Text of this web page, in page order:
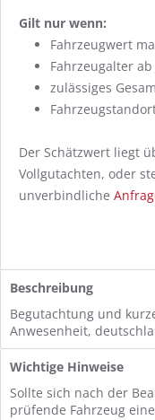
Gilt nur wenn:
Fahrzeugwert
Fahrzeugalter ab
zulässiges
Der Schätzwert liegt
Vollgutachten, oder
unverbindliche
Beschreibung
Begutachtung und
Anwesenheit,
Wichtige Hinweise
Sollte sich nach der
prüfende Fahrzeug